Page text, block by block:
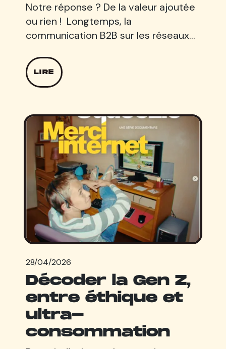
Notre réponse ? De la valeur ajoutée
ou rien ! Longtemps, la
communication B2B sur les réseaux…
LIRE
28/04/2026
Décoder la Gen Z,
entre éthique et
ultra-
consommation